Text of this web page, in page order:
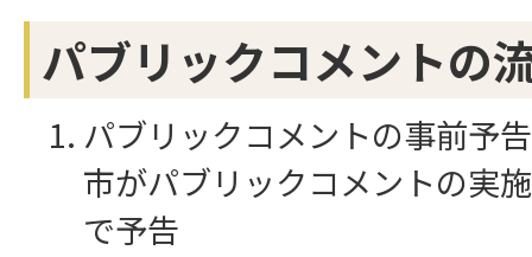
パブリックコメントの
パブリックコメントの事前予告
市がパブリックコメントの実
で予告